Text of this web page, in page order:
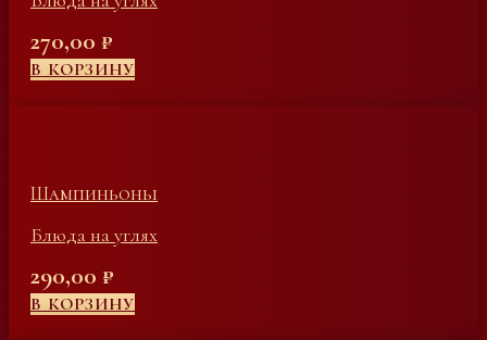
270,00 ₽
В КОРЗИНУ
Шампиньоны
Блюда на углях
290,00 ₽
В КОРЗИНУ